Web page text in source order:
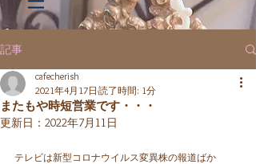
記事
またもや時短営業です・・・
cafecherish
2021年4月17日 読了時間: 1分
更新日： 2022年7月11日
テレビは新型コロナウイルス変異株の報道ばか